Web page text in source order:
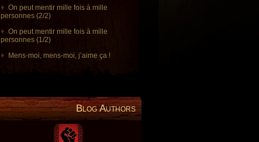
On peut mentir mille fois à mille
personnes (2/2)
On peut mentir mille fois à mille
personnes (1/2)
Mens-moi, mens-moi, j’aime ça !
Blog Authors